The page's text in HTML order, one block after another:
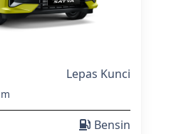
Lepas Kunci
Bensin